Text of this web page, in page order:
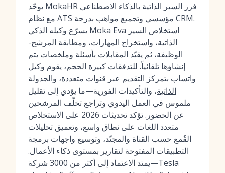
يوحّد MokaHR فرز السير الذاتية بالذكاء الاصطناعي
مع نظام ATS مؤسسي وتجميع مواهب بدرجة CRM.
يسرّع وكيله الذكي Moka Eva استخلاص السير
الذاتية، واستخراج المهارات، ومطابقة المرشح-
الوظيفة، ثم يقيّد المقابلات بأسئلة وملخصات يتم
إنشاؤها تلقائياً. للتدفقات كبيرة الحجم، يقوم وكيل
واتساب بتمركز التقديم عبر قنوات متعددة، والجدولة
الذاتية، والتأكيدات الفورية—ما يؤدي إلى تقليل
ملموس في العمل اليدوي وتراجع تخلّف المرشحين
عن الحضور. تؤكد تحديثات 2026 على الاستخلاص
متعدد اللغات على نطاق واسع، وتعميق تحليلات
القُمع حسب القناة والمجنّد، وتوسيع واجهات برمجة
التطبيقات المفتوحة لتقارير بمستوى ذكاء الأعمال.
يمتد الاعتماد إلى أكثر من 3000 شركة—Tesla